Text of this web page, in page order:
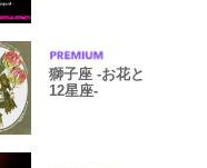
獅子座 -お花と
12星座-